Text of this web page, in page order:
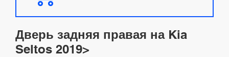
Дверь задняя правая на Kia
Seltos 2019>